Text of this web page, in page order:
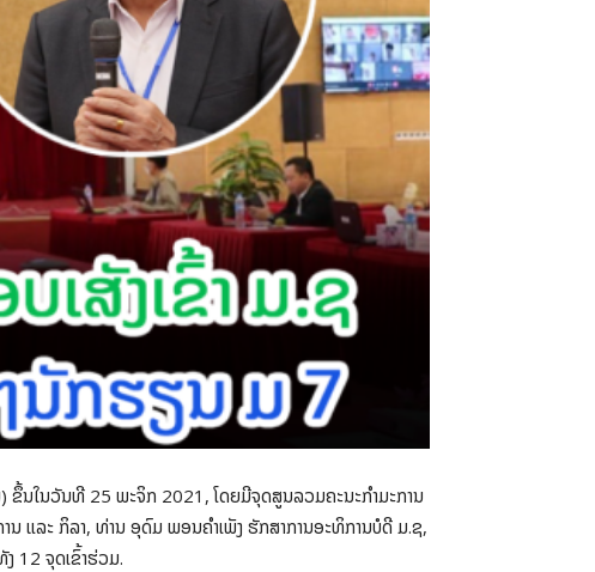
) ຂຶ້ນໃນວັນທີ 25 ພະຈິກ 2021, ໂດຍມີຈຸດສູນລວມຄະນະກຳມະການ
ນ ແລະ ກິລາ, ທ່ານ ອຸດົມ ພອນຄຳເພັງ ຮັກສາການອະທິການບໍດີ ມ.ຊ,
12 ຈຸດເຂົ້າຮ່ວມ.